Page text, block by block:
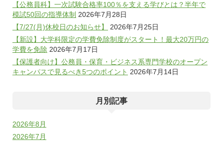
【公務員科】一次試験合格率100％を支える学びとは？半年で
模試50回の指導体制 2026年7月28日
【7/27(月)休校日のお知らせ】
2026年7月25日
【新設】大学科限定の学費免除制度がスタート！最大20万円の
学費を免除 2026年7月17日
【保護者向け】公務員・保育・ビジネス系専門学校のオープン
キャンパスで見るべき5つのポイント 2026年7月14日
月別記事
2026年8月
2026年7月